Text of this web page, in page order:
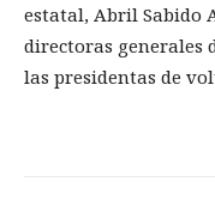
estatal, Abril Sabido
directoras generales
las presidentas de